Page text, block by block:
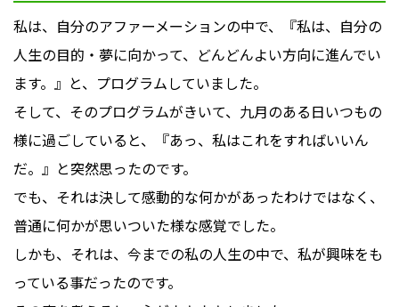
私は、自分のアファーメーションの中で、『私は、自分の
人生の目的・夢に向かって、どんどんよい方向に進んでい
ます。』と、プログラムしていました。
そして、そのプログラムがきいて、九月のある日いつもの
様に過ごしていると、『あっ、私はこれをすればいいん
だ。』と突然思ったのです。
でも、それは決して感動的な何かがあったわけではなく、
普通に何かが思いついた様な感覚でした。
しかも、それは、今までの私の人生の中で、私が興味をも
っている事だったのです。